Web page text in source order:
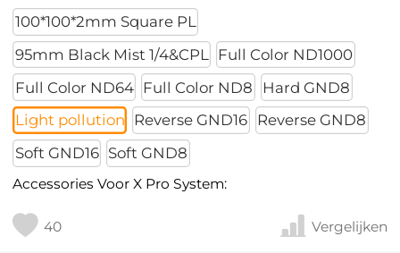
100*100*2mm Square PL
95mm Black Mist 1/4&CPL
Full Color ND1000
Full Color ND64
Full Color ND8
Hard GND8
Light pollution
Reverse GND16
Reverse GND8
Soft GND16 Soft GND8
Accessories Voor X Pro System:
40 Vergelijken